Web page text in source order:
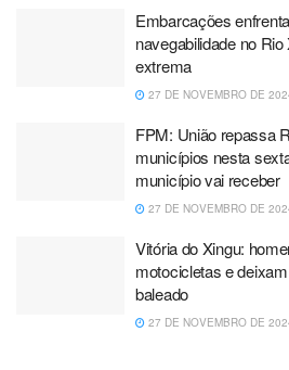
Embarcações
navegabilidade no
extrema
27 DE NOVEMBRO DE
FPM: União repassa
municípios nesta
município vai receber
27 DE NOVEMBRO DE
Vitória do Xingu:
motocicletas e
baleado
27 DE NOVEMBRO DE